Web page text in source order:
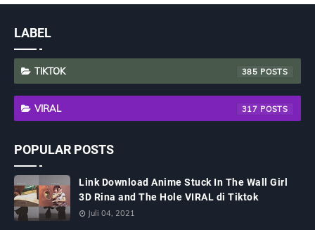
LABEL
TIKTOK 385
VIRAL 317
POPULAR POSTS
Link Download Anime Stuck In The Wall Girl
3D Rina and The Hole VIRAL di Tiktok
Juli 04, 2021